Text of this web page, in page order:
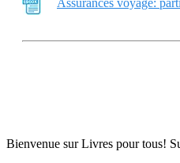
Assurances voyage:
Bienvenue sur Livres pour tous!